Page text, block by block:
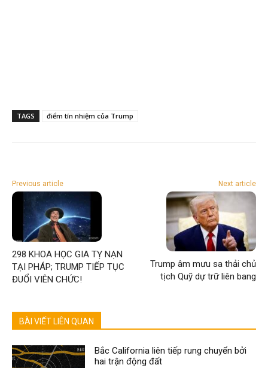
TAGS điểm tín nhiệm của Trump
Previous article
298 KHOA HỌC GIA TỴ NẠN
TẠI PHÁP; TRUMP TIẾP TỤC
ĐUỔI VIÊN CHỨC!
Next article
Trump âm mưu sa thải chủ
tịch Quỹ dự trữ liên bang
BÀI VIẾT LIÊN QUAN
Bắc California liên tiếp rung chuyển bởi
hai trận động đất